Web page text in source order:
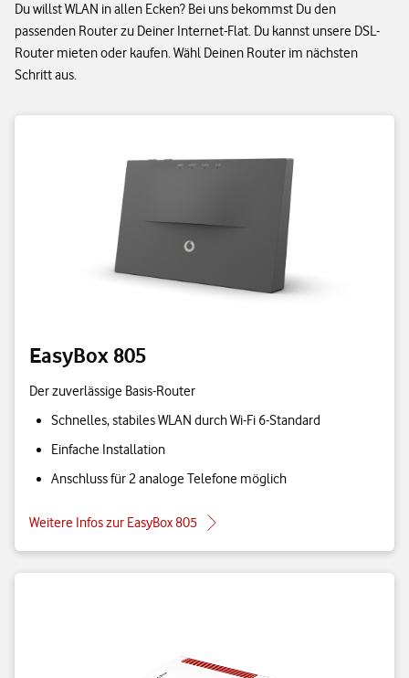
Du willst WLAN in allen Ecken? Bei uns bekommst Du den
passenden Router zu Deiner Internet-Flat. Du kannst unsere DSL-
Router mieten oder kaufen. Wähl Deinen Router im nächsten
Schritt aus.
EasyBox 805
Der zuverlässige Basis-Router
Schnelles, stabiles WLAN durch Wi-Fi 6-Standard
Einfache Installation
Anschluss für 2 analoge Telefone möglich
Weitere Infos zur EasyBox 805